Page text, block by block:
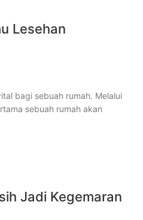
Lesehan
bagi sebuah rumah. Melalui
sebuah rumah akan
Jadi Kegemaran